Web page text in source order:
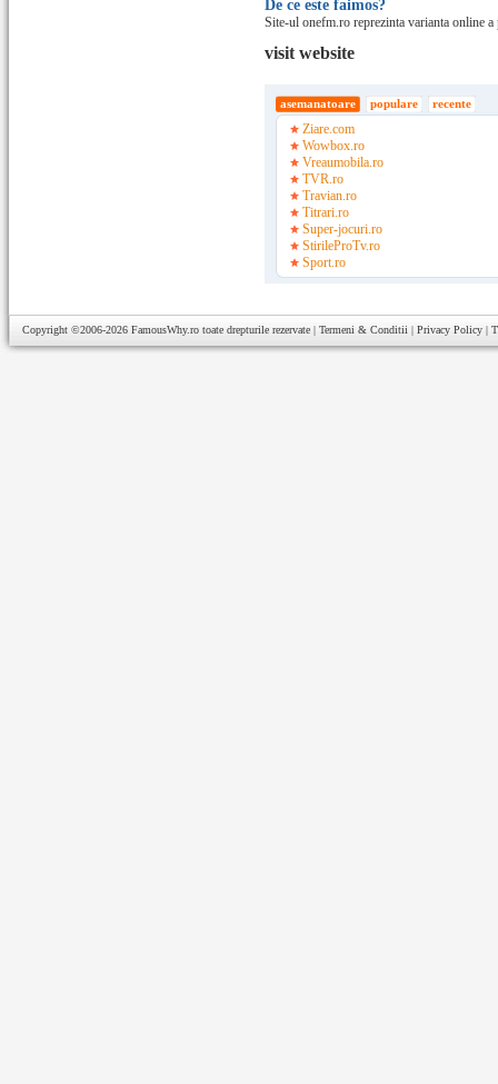
De ce este faimos?
Site-ul onefm.ro reprezinta varianta online
visit website
asemanatoare populare recente
Ziare.com
Wowbox.ro
Vreaumobila.ro
TVR.ro
Travian.ro
Titrari.ro
Super-jocuri.ro
StirileProTv.ro
Sport.ro
Copyright ©2006-2026 FamousWhy.ro toate drepturile rezervate | Termeni & Conditii | Privacy Policy |